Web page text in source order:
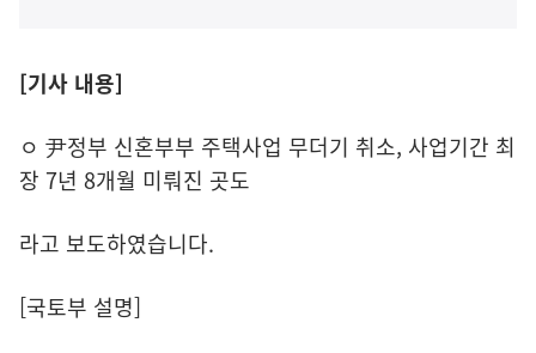
[기사 내용]
ㅇ 尹정부 신혼부부 주택사업 무더기 취소, 사업기간 최
장 7년 8개월 미뤄진 곳도
라고 보도하였습니다.
[국토부 설명]